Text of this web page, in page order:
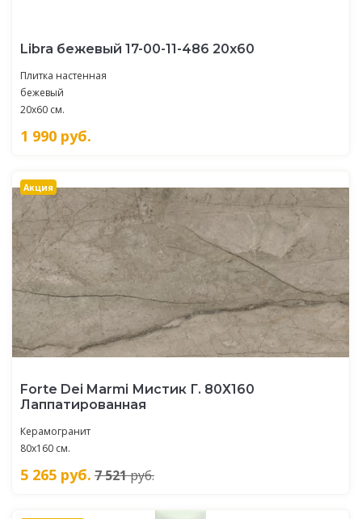
Libra бежевый 17-00-11-486 20х60
Плитка настенная
бежевый
20x60 см.
1 990 руб.
Акция
Forte Dei Marmi Мистик Г. 80Х160
Лаппатированная
Керамогранит
80x160 см.
5 265 руб. 7 521руб.